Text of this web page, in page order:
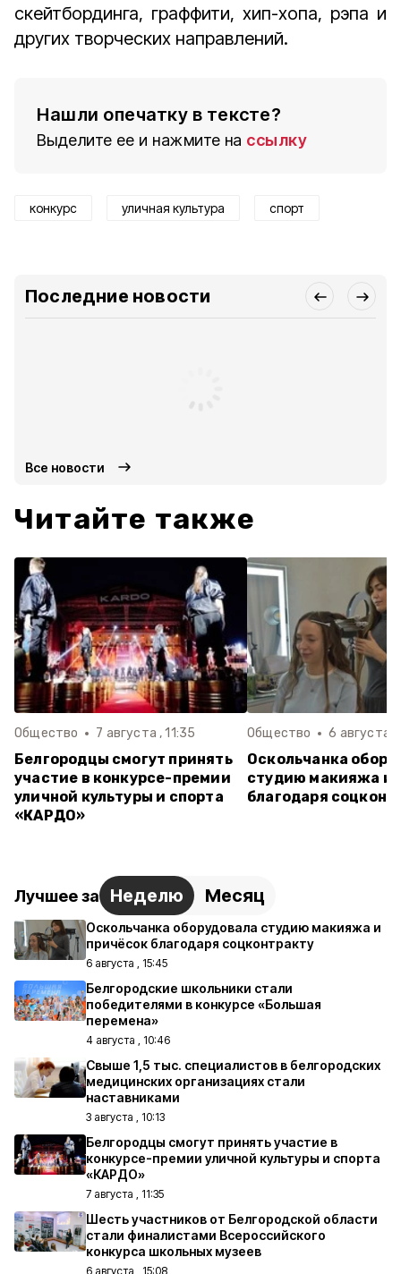
скейтбординга, граффити, хип-хопа, рэпа и
других творческих направлений.
Нашли опечатку в тексте?
Выделите ее и нажмите на ссылку
конкурс уличная культура спорт
Последние новости
Все новости
Читайте также
Общество 7 августа , 11:35
Белгородцы смогут принять
участие в конкурсе-премии
уличной культуры и спорта
«КАРДО»
Общество 6 августа ,
Оскольчанка
студию макияжа и
благодаря
Лучшее за Неделю Месяц
Оскольчанка оборудовала студию макияжа и
причёсок благодаря соцконтракту
6 августа , 15:45
Белгородские школьники стали
победителями в конкурсе «Большая
перемена»
4 августа , 10:46
Свыше 1,5 тыс. специалистов в белгородских
медицинских организациях стали
наставниками
3 августа , 10:13
Белгородцы смогут принять участие в
конкурсе-премии уличной культуры и спорта
«КАРДО»
7 августа , 11:35
Шесть участников от Белгородской области
стали финалистами Всероссийского
конкурса школьных музеев
6 августа , 15:08